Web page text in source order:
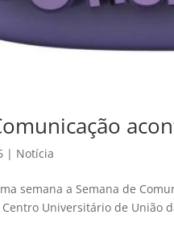
| Notícia
semana a Semana de
Universitário de União